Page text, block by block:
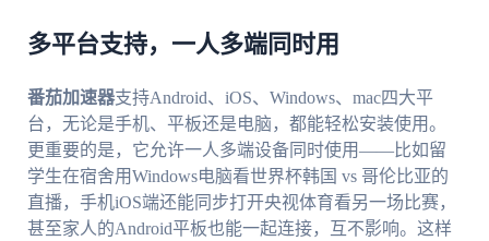
多平台支持，一人多端同时用
番茄加速器支持Android、iOS、Windows、mac四大平
台，无论是手机、平板还是电脑，都能轻松安装使用。
更重要的是，它允许一人多端设备同时使用——比如留
学生在宿舍用Windows电脑看世界杯韩国 vs 哥伦比亚的
直播，手机iOS端还能同步打开央视体育看另一场比赛，
甚至家人的Android平板也能一起连接，互不影响。这样